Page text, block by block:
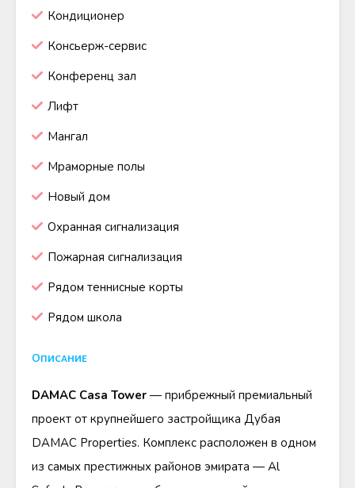
Кондиционер
Консьерж-сервис
Конференц зал
Лифт
Мангал
Мраморные полы
Новый дом
Охранная сигнализация
Пожарная сигнализация
Рядом теннисные корты
Рядом школа
Описание
DAMAC Casa Tower — прибрежный премиальный
проект от крупнейшего застройщика Дубая
DAMAC Properties. Комплекс расположен в одном
из самых престижных районов эмирата — Al